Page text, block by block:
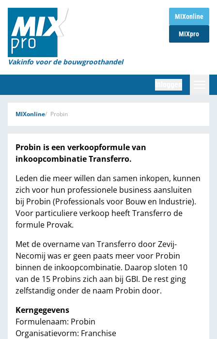
MIXonline
MIXpro
Vakinfo voor de bouwgroothandel
Home
Magazines
Organisaties
Marktcijfers
Word abonnee
Partners
MIXonline Probin
Probin is een verkoopformule van
inkoopcombinatie Transferro.
Leden die meer willen dan samen inkopen, kunnen
zich voor hun professionele business aansluiten
bij Probin (Professionals voor Bouw en Industrie).
Voor particuliere verkoop heeft Transferro de
formule Provak.
Met de overname van Transferro door Zevij-
Necomij was er geen paats meer voor Probin
binnen de inkoopcombinatie. Daarop sloten 10
van de 15 Probins zich aan bij GBI. De rest ging
zelfstandig onder de naam Probin door.
Kerngegevens
Formulenaam: Probin
Organisatievorm: Franchise